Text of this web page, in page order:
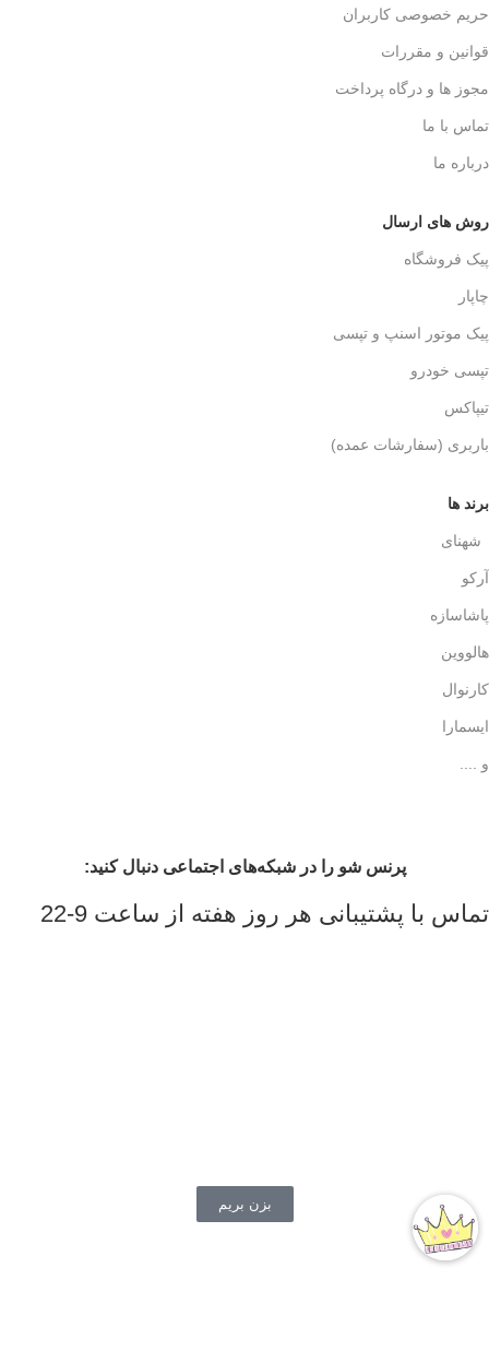
حریم خصوصی کاربران
قوانین و مقررات
مجوز ها و درگاه پرداخت
تماس با ما
درباره ما
روش های ارسال
پیک فروشگاه
چاپار
پیک موتور اسنپ و تپسی
تپسی خودرو
تیپاکس
باربری (سفارشات عمده)
برند ها
شهنای
آرکو
پاشاسازه
هالووین
کارنوال
ایسمارا
و ....
پرنس شو را در شبکه‌های اجتماعی دنبال کنید:
تماس با پشتیبانی هر روز هفته از ساعت 9-22
بزن بریم